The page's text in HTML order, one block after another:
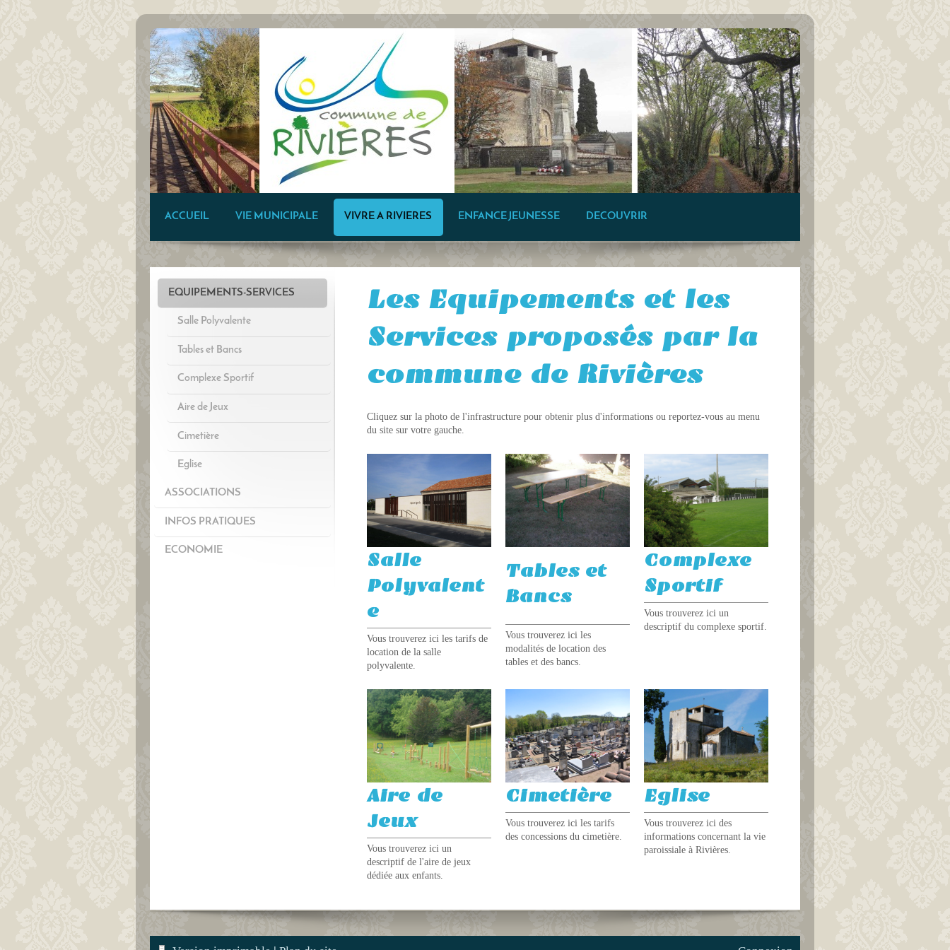
ACCUEIL VIE MUNICIPALE VIVRE A RIVIERES ENFANCE JEUNESSE DECOUVRIR
Les Equipements et les
Services proposés par la
commune de Rivières
Cliquez sur la photo de l'infrastructure pour obtenir plus d'informations ou reportez-vous au menu
du site sur votre gauche.
Salle
Polyvalent
e
Vous trouverez ici les tarifs de
location de la salle
polyvalente.
Tables et
Bancs
Vous trouverez ici les
modalités de location des
tables et des bancs.
Complexe
Sportif
Vous trouverez ici un
descriptif du complexe sportif.
Aire de
Jeux
Vous trouverez ici un
descriptif de l'aire de jeux
dédiée aux enfants.
Cimetière
Vous trouverez ici les tarifs
des concessions du cimetière.
Eglise
Vous trouverez ici des
informations concernant la vie
paroissiale à Rivières.
EQUIPEMENTS-SERVICES
Salle Polyvalente
Tables et Bancs
Complexe Sportif
Aire de Jeux
Cimetière
Eglise
ASSOCIATIONS
INFOS PRATIQUES
ECONOMIE